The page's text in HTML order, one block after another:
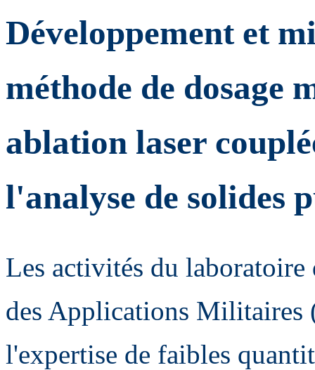
Développement et
méthode de dosage
ablation laser
l'analyse de solides
Les activités du
des Applications
l'expertise de faibles